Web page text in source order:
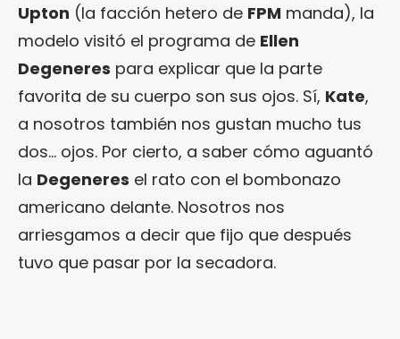
Upton (la facción hetero de FPM manda), la
modelo visitó el programa de Ellen
Degeneres para explicar que la parte
favorita de su cuerpo son sus ojos. Sí, Kate,
a nosotros también nos gustan mucho tus
dos… ojos. Por cierto, a saber cómo aguantó
la Degeneres el rato con el bombonazo
americano delante. Nosotros nos
arriesgamos a decir que fijo que después
tuvo que pasar por la secadora.